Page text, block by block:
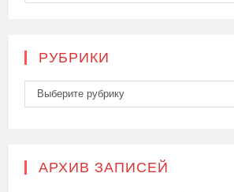
РУБРИКИ
Рубрики
Выберите рубрику
АРХИВ ЗАПИСЕЙ